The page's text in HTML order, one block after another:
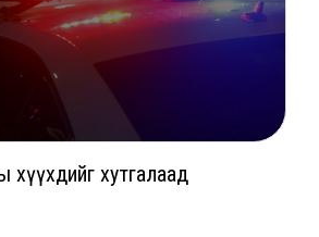
хүүхдийг хутгалаад